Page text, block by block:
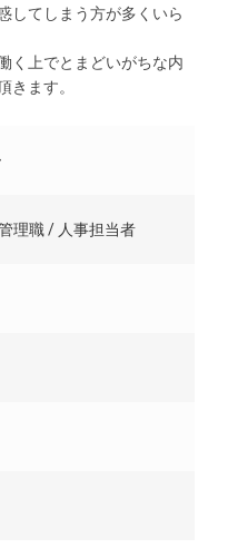
してしまう方が多くいら
く上でとまどいがちな内
きます。​
理職 / 人事担当者